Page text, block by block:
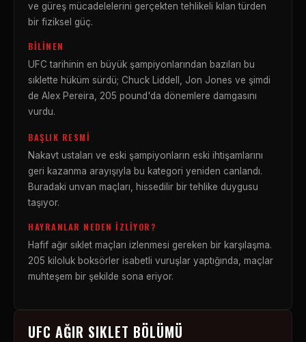
ve güreş mücadelelerini gerçekten tehlikeli kılan türden
bir fiziksel güç.
BILINEN
UFC tarihinin en büyük şampiyonlarından bazıları bu
sıklette hüküm sürdü; Chuck Liddell, Jon Jones ve şimdi
de Alex Pereira, 205 pound'da dönemlere damgasını
vurdu.
BAŞLIK RESMI
Nakavt ustaları ve eski şampiyonların eski ihtişamlarını
geri kazanma arayışıyla bu kategori yeniden canlandı.
Buradaki unvan maçları, hissedilir bir tehlike duygusu
taşıyor.
HAYRANLAR NEDEN İZLIYOR?
Hafif ağır sıklet maçları izlenmesi gereken bir karşılaşma.
205 kiloluk boksörler isabetli vuruşlar yaptığında, maçlar
muhteşem bir şekilde sona eriyor.
UFC AĞIR SIKLET BÖLÜMÜ